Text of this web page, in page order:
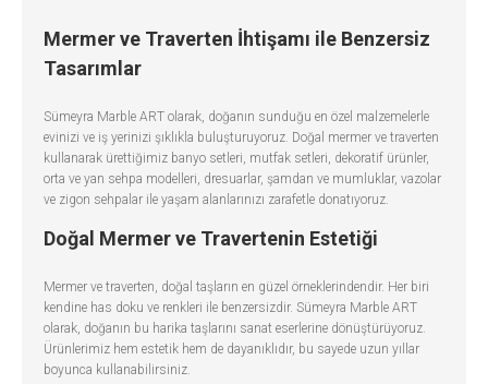
Mermer ve Traverten İhtişamı ile Benzersiz
Tasarımlar
Sümeyra Marble ART olarak, doğanın sunduğu en özel malzemelerle
evinizi ve iş yerinizi şıklıkla buluşturuyoruz. Doğal mermer ve traverten
kullanarak ürettiğimiz banyo setleri, mutfak setleri, dekoratif ürünler,
orta ve yan sehpa modelleri, dresuarlar, şamdan ve mumluklar, vazolar
ve zigon sehpalar ile yaşam alanlarınızı zarafetle donatıyoruz.
Doğal Mermer ve Travertenin Estetiği
Mermer ve traverten, doğal taşların en güzel örneklerindendir. Her biri
kendine has doku ve renkleri ile benzersizdir. Sümeyra Marble ART
olarak, doğanın bu harika taşlarını sanat eserlerine dönüştürüyoruz.
Ürünlerimiz hem estetik hem de dayanıklıdır, bu sayede uzun yıllar
boyunca kullanabilirsiniz.